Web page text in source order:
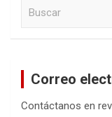
Correo
Contáctanos en